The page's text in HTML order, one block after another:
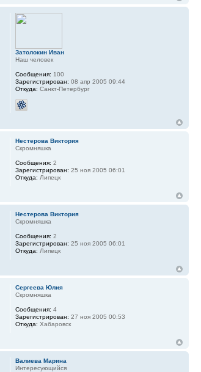
Затолокин Иван
Наш человек
Сообщения: 100
Зарегистрирован: 08 апр 2005 09:44
Откуда: Санкт-Петербург
Нестерова Виктория
Скромняшка
Сообщения: 2
Зарегистрирован: 25 ноя 2005 06:01
Откуда: Липецк
Нестерова Виктория
Скромняшка
Сообщения: 2
Зарегистрирован: 25 ноя 2005 06:01
Откуда: Липецк
Сергеева Юлия
Скромняшка
Сообщения: 4
Зарегистрирован: 27 ноя 2005 00:53
Откуда: Хабаровск
Валиева Марина
Интересующийся